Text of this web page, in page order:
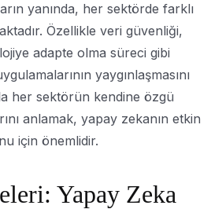
yanında, her sektörde farklı
Özellikle veri güvenliği,
adapte olma süreci gibi
yaygınlaşmasını
her sektörün kendine özgü
anlamak, yapay zekanın etkin
için önemlidir.
Yapay Zeka